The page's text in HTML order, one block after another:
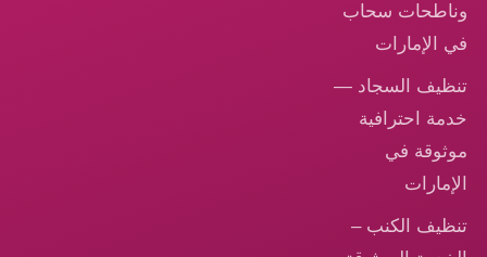
وناطحات سحاب
في الإمارات
تنظيف السجاد —
خدمة احترافية
موثوقة في
الإمارات
تنظيف الكنب –